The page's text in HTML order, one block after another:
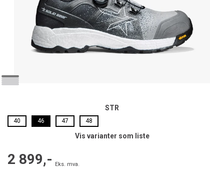
STR
40 46 47 48
Vis varianter som liste
2 899,- Eks. mva.